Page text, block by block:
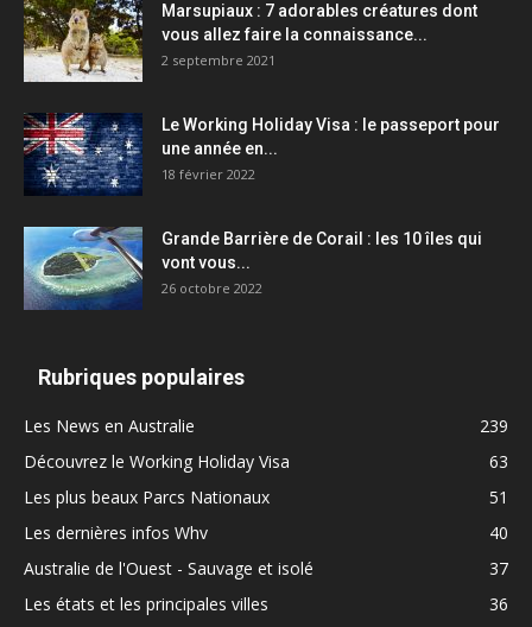
Marsupiaux : 7 adorables créatures dont
vous allez faire la connaissance...
2 septembre 2021
Le Working Holiday Visa : le passeport pour
une année en...
18 février 2022
Grande Barrière de Corail : les 10 îles qui
vont vous...
26 octobre 2022
Rubriques populaires
Les News en Australie
239
Découvrez le Working Holiday Visa
63
Les plus beaux Parcs Nationaux
51
Les dernières infos Whv
40
Australie de l'Ouest - Sauvage et isolé
37
Les états et les principales villes
36